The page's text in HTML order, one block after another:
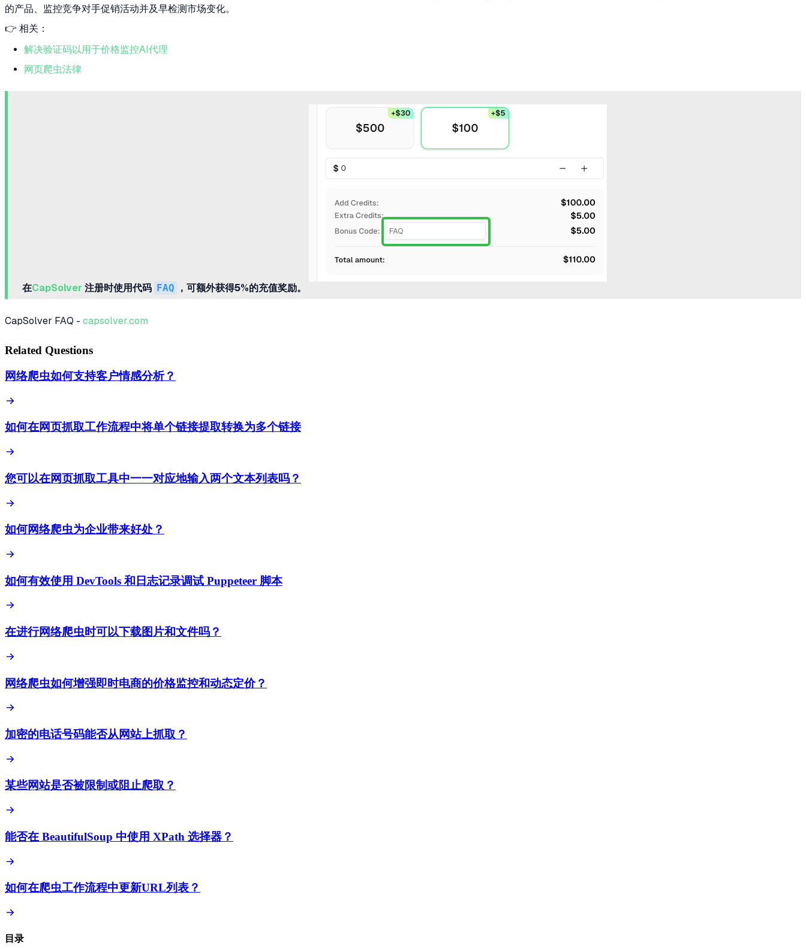
的产品、监控竞争对手促销活动并及早检测市场变化。
👉 相关：
解决验证码以用于价格监控AI代理
网页爬虫法律
在CapSolver 注册时使用代码 FAQ ，可额外获得5%的充值奖励。
CapSolver FAQ - capsolver.com
Related Questions
网络爬虫如何支持客户情感分析？
如何在网页抓取工作流程中将单个链接提取转换为多个链接
您可以在网页抓取工具中一一对应地输入两个文本列表吗？
如何网络爬虫为企业带来好处？
如何有效使用 DevTools 和日志记录调试 Puppeteer 脚本
在进行网络爬虫时可以下载图片和文件吗？
网络爬虫如何增强即时电商的价格监控和动态定价？
加密的电话号码能否从网站上抓取？
某些网站是否被限制或阻止爬取？
能否在 BeautifulSoup 中使用 XPath 选择器？
如何在爬虫工作流程中更新URL列表？
目录